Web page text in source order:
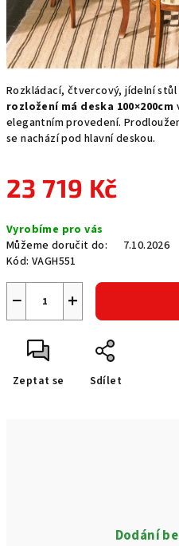
Rozkládací, čtvercový, jídelní stůl
rozložení má deska 100×200cm
elegantním provedení.
se nachází pod hlavní deskou.
23 719 Kč
cena:
Vyrobíme pro vás
Můžeme doručit do:
7.10.2026
Kód: VAGH551
+
−
Zeptat se Sdílet
Dodání